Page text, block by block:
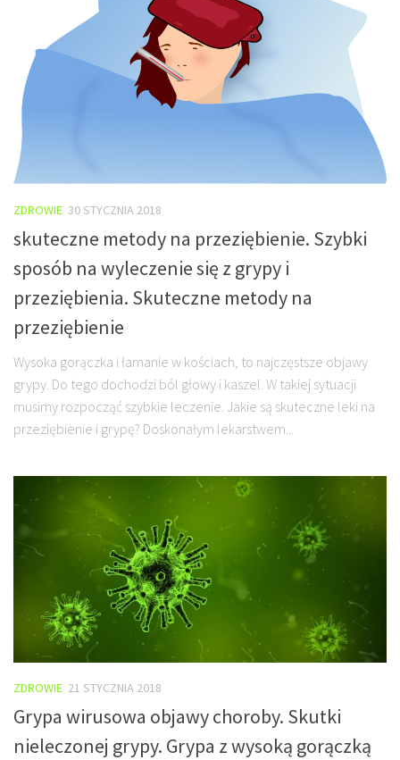
ZDROWIE 30 STYCZNIA 2018
skuteczne metody na przeziębienie. Szybki
sposób na wyleczenie się z grypy i
przeziębienia. Skuteczne metody na
przeziębienie
Wysoka gorączka i łamanie w kościach, to najczęstsze objawy
grypy. Do tego dochodzi ból głowy i kaszel. W takiej sytuacji
musimy rozpocząć szybkie leczenie. Jakie są skuteczne leki na
przeziębienie i grypę? Doskonałym lekarstwem...
ZDROWIE 21 STYCZNIA 2018
Grypa wirusowa objawy choroby. Skutki
nieleczonej grypy. Grypa z wysoką gorączką